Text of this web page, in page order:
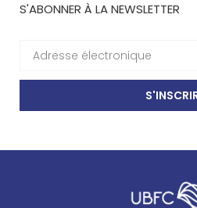
S'ABONNER À LA NEWSLETTER